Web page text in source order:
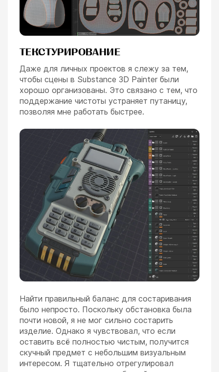
ТЕКСТУРИРОВАНИЕ
Даже для личных проектов я слежу за тем,
чтобы сцены в Substance 3D Painter были
хорошо организованы. Это связано с тем, что
поддержание чистоты устраняет путаницу,
позволяя мне работать быстрее.
Найти правильный баланс для состаривания
было непросто. Поскольку обстановка была
почти новой, я не мог сильно состарить
изделие. Однако я чувствовал, что если
оставить всё полностью чистым, получится
скучный предмет с небольшим визуальным
интересом. Я тщательно отрегулировал